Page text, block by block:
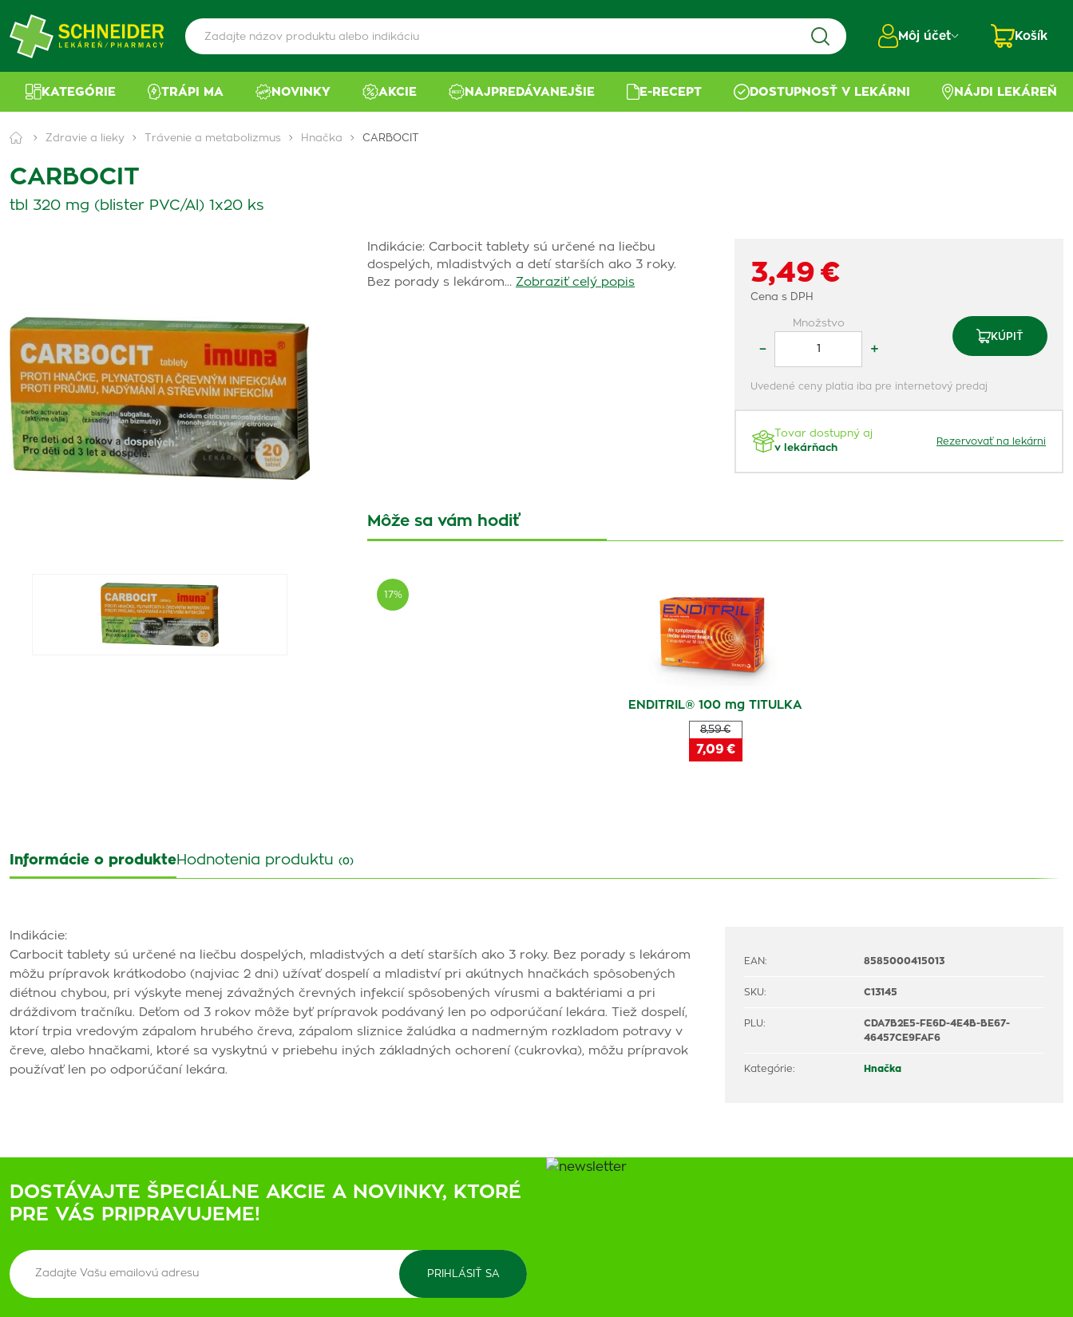
Môj účet Košík
KATEGÓRIE TRÁPI MA NOVINKY AKCIE NAJPREDÁVANEJŠIE E-RECEPT DOSTUPNOSŤ V LEKÁRNI NÁJDI LEKÁREŇ
Zdravie a lieky Trávenie a metabolizmus Hnačka CARBOCIT
CARBOCIT
tbl 320 mg (blister PVC/Al) 1x20 ks
Indikácie: Carbocit tablety sú určené na liečbu
dospelých, mladistvých a detí starších ako 3 roky.
Bez porady s lekárom… Zobraziť celý popis 3,49 €
Cena s DPH
Množstvo
– +
KÚPIŤ
Uvedené ceny platia iba pre internetový predaj
Tovar dostupný aj
v lekárňach
Rezervovať na lekárni
Môže sa vám hodiť
17%
ENDITRIL® 100 mg TITULKA
8,59 €
7,09 €
Informácie o produkteHodnotenia produktu (0)
Indikácie:
Carbocit tablety sú určené na liečbu dospelých, mladistvých a detí starších ako 3 roky. Bez porady s lekárom
môžu prípravok krátkodobo (najviac 2 dni) užívať dospelí a mladiství pri akútnych hnačkách spôsobených
diétnou chybou, pri výskyte menej závažných črevných infekcií spôsobených vírusmi a baktériami a pri
dráždivom tračníku. Deťom od 3 rokov môže byť prípravok podávaný len po odporúčaní lekára. Tiež dospelí,
ktorí trpia vredovým zápalom hrubého čreva, zápalom sliznice žalúdka a nadmerným rozkladom potravy v
čreve, alebo hnačkami, ktoré sa vyskytnú v priebehu iných základných ochorení (cukrovka), môžu prípravok
používať len po odporúčaní lekára.
EAN: 8585000415013
SKU: C13145
PLU:
CDA7B2E5-FE6D-4E4B-BE67-
46457CE9FAF6
Kategórie: Hnačka
DOSTÁVAJTE ŠPECIÁLNE AKCIE A NOVINKY, KTORÉ
PRE VÁS PRIPRAVUJEME!